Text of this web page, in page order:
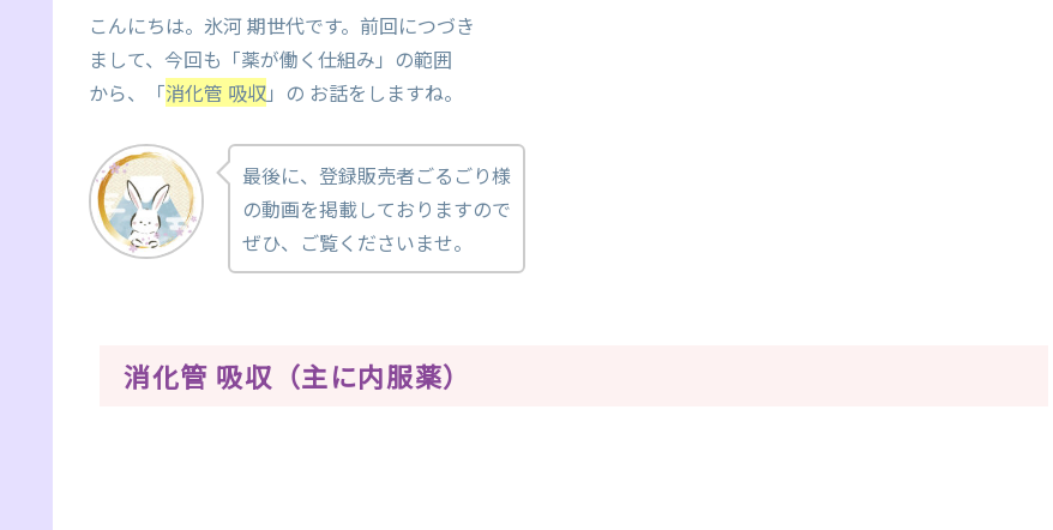
こんにちは。氷河 期世代です。前回につづき
まして、今回も「薬が働く仕組み」の範囲
から、「消化管 吸収」の お話をしますね。
最後に、登録販売者ごるごり様
の動画を掲載しておりますので
ぜひ、ご覧くださいませ。
消化管 吸収（主に内服薬）